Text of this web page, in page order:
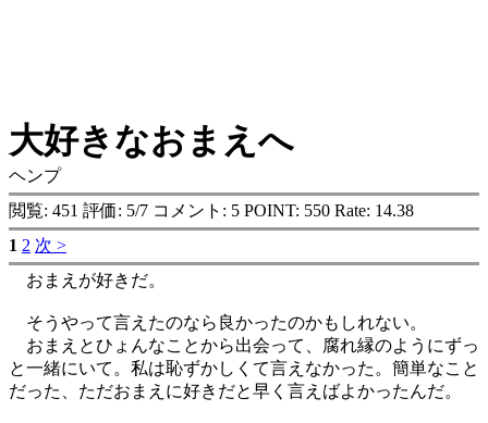
大好きなおまえへ
ヘンプ
閲覧: 451 評価: 5/7 コメント: 5 POINT: 550 Rate: 14.38
1 2 次 >
おまえが好きだ。
そうやって言えたのなら良かったのかもしれない。
おまえとひょんなことから出会って、腐れ縁のようにずっ
と一緒にいて。私は恥ずかしくて言えなかった。簡単なこと
だった、ただおまえに好きだと早く言えばよかったんだ。